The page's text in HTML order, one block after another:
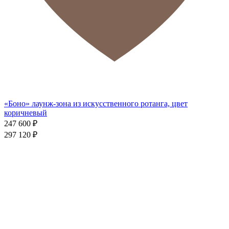
«Боно» лаунж-зона из искусственного ротанга, цвет
коричневый
247 600 ₽
297 120 ₽